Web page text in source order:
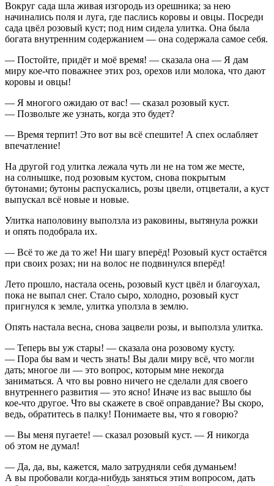
Вокруг сада шла живая изгородь из орешника; за нею
начинались поля и луга, где паслись коровы и овцы. Посреди
сада цвёл розовый куст; под ним сидела улитка. Она была
богата внутренним содержанием — она содержала самое себя.
— Постойте, придёт и моё время! — сказала она — Я дам
миру кое-что поважнее этих роз, орехов или молока, что дают
коровы и овцы!
— Я многого ожидаю от вас! — сказал розовый куст.
— Позвольте же узнать, когда это будет?
— Время терпит! Это вот вы всё спешите! А спех ослабляет
впечатление!
На другой год улитка лежала чуть ли не на том же месте,
на солнышке, под розовым кустом, снова покрытым
бутонами; бутоны распускались, розы цвели, отцветали, а куст
выпускал всё новые и новые.
Улитка наполовину выползла из раковины, вытянула рожки
и опять подобрала их.
— Всё то же да то же! Ни шагу вперёд! Розовый куст остаётся
при своих розах; ни на волос не подвинулся вперёд!
Лето прошло, настала осень, розовый куст цвёл и благоухал,
пока не выпал снег. Стало сыро, холодно, розовый куст
пригнулся к земле, улитка уползла в землю.
Опять настала весна, снова зацвели розы, и выползла улитка.
— Теперь вы уж стары! — сказала она розовому кусту.
— Пора бы вам и честь знать! Вы дали миру всё, что могли
дать; многое ли — это вопрос, которым мне некогда
заниматься. А что вы ровно ничего не сделали для своего
внутреннего развития — это ясно! Иначе из вас вышло бы
кое-что другое. Что вы скажете в своё оправдание? Вы скоро,
ведь, обратитесь в палку! Понимаете вы, что я говорю?
— Вы меня пугаете! — сказал розовый куст. — Я никогда
об этом не думал!
— Да, да, вы, кажется, мало затрудняли себя думаньем!
А вы пробовали когда-нибудь заняться этим вопросом, дать